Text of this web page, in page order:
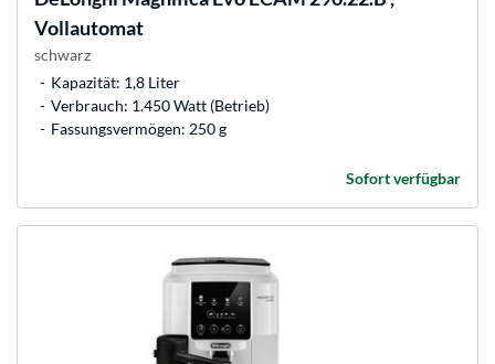
Vollautomat
schwarz
Kapazität: 1,8 Liter
Verbrauch: 1.450 Watt (Betrieb)
Fassungsvermögen: 250 g
Sofort verfügbar